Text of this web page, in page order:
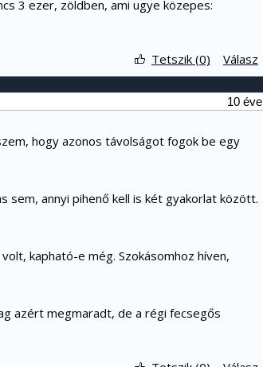
3 ezer, zöldben, ami ugye közepes:
Válasz
Tetszik (0)
10 éve
hogy azonos távolságot fogok be egy
annyi pihenő kell is két gyakorlat között.
kapható-e még. Szokásomhoz híven,
azért megmaradt, de a régi fecsegős